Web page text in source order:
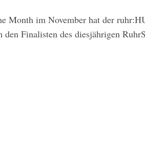
Month im November hat der
den Finalisten des diesjährigen